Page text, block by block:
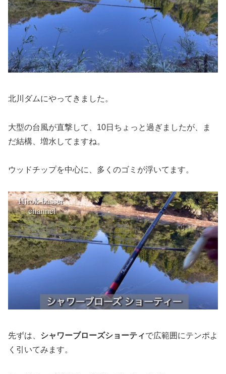
北川ダムにやってきました。
大型の台風が直撃して、10日ちょっと過ぎましたが、ま
だ結構、増水してますね。
ウッドチップを中心に、多くのゴミが浮いてます。
先ずは、 シャワーブローズショーティで広範囲にテンポよ
く引いてみます。